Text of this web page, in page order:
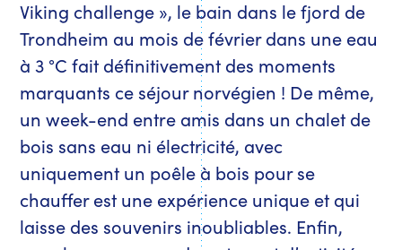
Viking challenge », le bain dans le fjord de
Trondheim au mois de février dans une eau
à 3 °C fait définitivement des moments
marquants ce séjour norvégien ! De même,
un week-end entre amis dans un chalet de
bois sans eau ni électricité, avec
uniquement un poêle à bois pour se
chauffer est une expérience unique et qui
laisse des souvenirs inoubliables. Enfin,